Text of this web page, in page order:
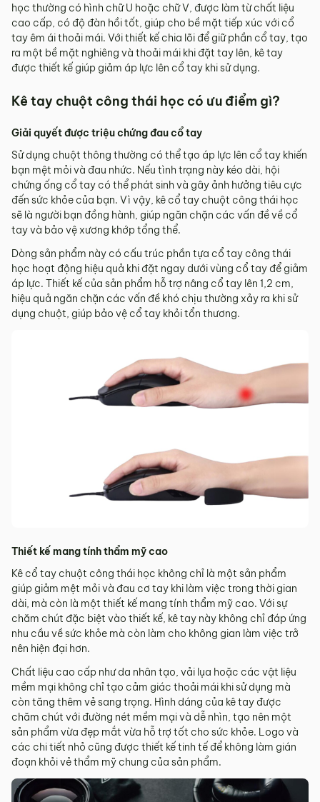
học thường có hình chữ U hoặc chữ V, được làm từ chất liệu
cao cấp, có độ đàn hồi tốt, giúp cho bề mặt tiếp xúc với cổ
tay êm ái thoải mái. Với thiết kế chia lõi để giữ phần cổ tay, tạo
ra một bề mặt nghiêng và thoải mái khi đặt tay lên, kê tay
được thiết kế giúp giảm áp lực lên cổ tay khi sử dụng.
Kê tay chuột công thái học có ưu điểm gì?
Giải quyết được triệu chứng đau cổ tay
Sử dụng chuột thông thường có thể tạo áp lực lên cổ tay khiến
bạn mệt mỏi và đau nhức. Nếu tình trạng này kéo dài, hội
chứng ống cổ tay có thể phát sinh và gây ảnh hưởng tiêu cực
đến sức khỏe của bạn. Vì vậy, kê cổ tay chuột công thái học
sẽ là người bạn đồng hành, giúp ngăn chặn các vấn đề về cổ
tay và bảo vệ xương khớp tổng thể.
Dòng sản phẩm này có cấu trúc phần tựa cổ tay công thái
học hoạt động hiệu quả khi đặt ngay dưới vùng cổ tay để giảm
áp lực. Thiết kế của sản phẩm hỗ trợ nâng cổ tay lên 1,2 cm,
hiệu quả ngăn chặn các vấn đề khó chịu thường xảy ra khi sử
dụng chuột, giúp bảo vệ cổ tay khỏi tổn thương.
Thiết kế mang tính thẩm mỹ cao
Kê cổ tay chuột công thái học không chỉ là một sản phẩm
giúp giảm mệt mỏi và đau cơ tay khi làm việc trong thời gian
dài, mà còn là một thiết kế mang tính thẩm mỹ cao. Với sự
chăm chút đặc biệt vào thiết kế, kê tay này không chỉ đáp ứng
nhu cầu về sức khỏe mà còn làm cho không gian làm việc trở
nên hiện đại hơn.
Chất liệu cao cấp như da nhân tạo, vải lụa hoặc các vật liệu
mềm mại không chỉ tạo cảm giác thoải mái khi sử dụng mà
còn tăng thêm vẻ sang trọng. Hình dáng của kê tay được
chăm chút với đường nét mềm mại và dễ nhìn, tạo nên một
sản phẩm vừa đẹp mắt vừa hỗ trợ tốt cho sức khỏe. Logo và
các chi tiết nhỏ cũng được thiết kế tinh tế để không làm gián
đoạn khỏi vẻ thẩm mỹ chung của sản phẩm.